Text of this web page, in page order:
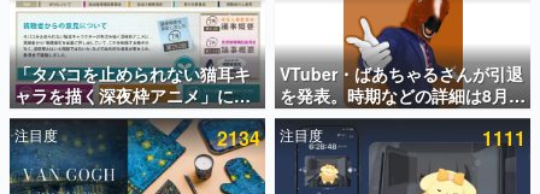
ゲームの企画書
名作ゲームクリエイターの方々に製作時のエピソードをお
聞きし、ヒットする企画（ゲーム）とは何か？を探ってい
きます。
赫本
この物語を解いてはいけない。『赫本』は、〈試験問題〉
の形をした短編ホラー小説集です。
「タバコを止められない猫耳キ
ャラを描く深夜枠アニメ」に視
聴者の一部から批判意見。違法
薬物の使用と思しき描写も含め
て、BPOが議論を交わす
VTuber・ばあちゃるさんが引退
を発表。時期などの詳細は8月9
日15時からの配信で説明
注目度 2134 注目度 1111